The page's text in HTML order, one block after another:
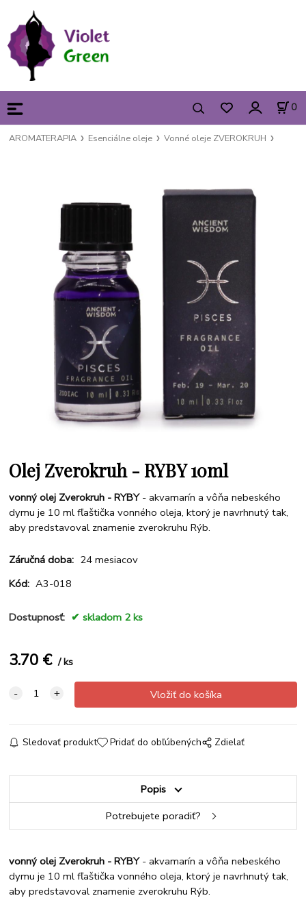
0
AROMATERAPIA Esenciálne oleje Vonné oleje ZVEROKRUH
Olej Zverokruh - RYBY 10ml
vonný olej Zverokruh - RYBY - akvamarín a vôňa nebeského
dymu je 10 ml fľaštička vonného oleja, ktorý je navrhnutý tak,
aby predstavoval znamenie zverokruhu Rýb.
Záručná doba: 24 mesiacov
Kód: A3-018
Dostupnosť: skladom 2 ks
3.70 € ks
Sledovať produkt Pridať do obľúbených Zdielať
Popis
Potrebujete poradiť?
vonný olej Zverokruh - RYBY - akvamarín a vôňa nebeského
dymu je 10 ml fľaštička vonného oleja, ktorý je navrhnutý tak,
aby predstavoval znamenie zverokruhu Rýb.